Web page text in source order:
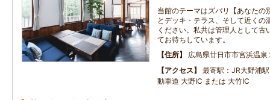
当館のテーマはズバリ【あなた
とデッキ・テラス、そして近くの
ください。私共は管理人として古
てお待ちしています。
住所
広島県廿日市市宮浜温
アクセス
最寄駅：JR大野浦
動車道 大野IC または 大竹IC